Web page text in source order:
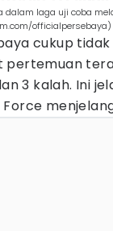
dalam laga uji coba
officialpersebaya)
cukup
pertemuan
3 kalah. Ini